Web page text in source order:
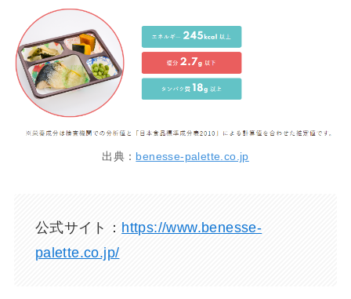
出典： benesse-palette.co.jp
公式サイト： https://www.benesse-
palette.co.jp/